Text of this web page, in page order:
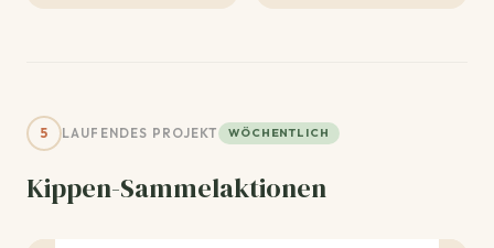
5 LAUFENDES PROJEKT WÖCHENTLICH
Kippen-Sammelaktionen